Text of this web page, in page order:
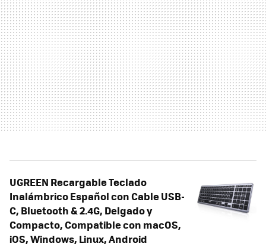
UGREEN Recargable Teclado
Inalámbrico Español con Cable USB-
C, Bluetooth & 2.4G, Delgado y
Compacto, Compatible con macOS,
iOS, Windows, Linux, Android